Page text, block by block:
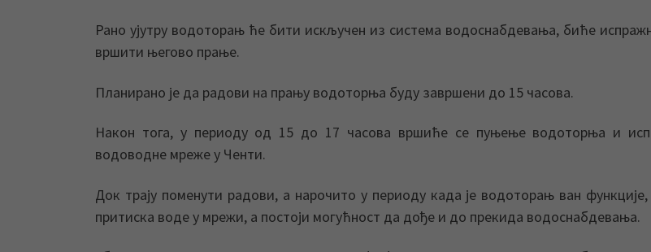
Рано ујутру водоторањ ће бити искључен из система водоснабдевања, биће
вршити његово прање.
Планирано је да радови на прању водоторња буду завршени до 15 часова.
Након тога, у периоду од 15 до 17 часова вршиће се пуњење водоторња и
водоводне мреже у Ченти.
Док трају поменути радови, а нарочито у периоду када је водоторањ ван
притиска воде у мрежи, а постоји могућност да дође и до прекида водоснабдевања.